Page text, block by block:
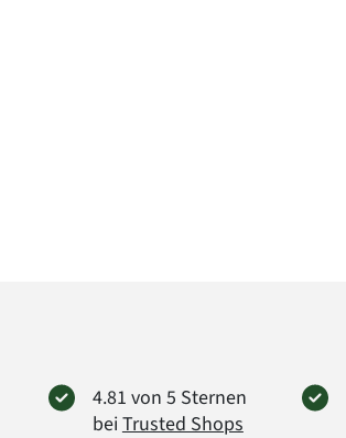
4.81 von 5 Sternen
bei Trusted Shops